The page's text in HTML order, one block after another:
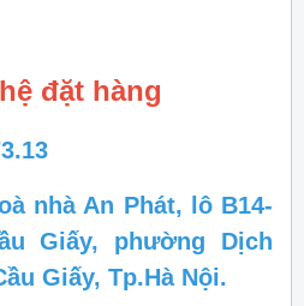
đặt hàng
nhà An Phát, lô B14-
Giấy, phường Dịch
Giấy, Tp.Hà Nội.